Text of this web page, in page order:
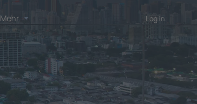
Mehr Log in